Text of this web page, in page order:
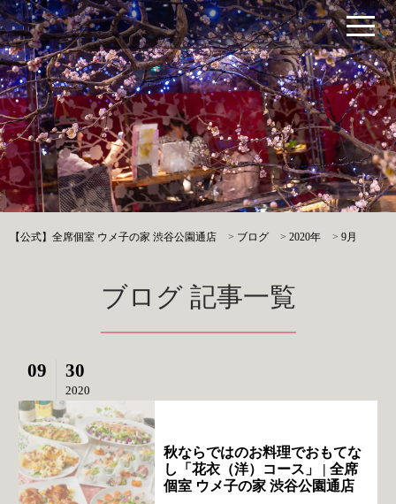
【公式】全席個室 ウメ子の家 渋谷公園通店 > ブログ >2020年 >9月
ブログ 記事一覧
09 30
2020
秋ならではのお料理でおもてな
し「花衣（洋）コース」 | 全席
個室 ウメ子の家 渋谷公園通店